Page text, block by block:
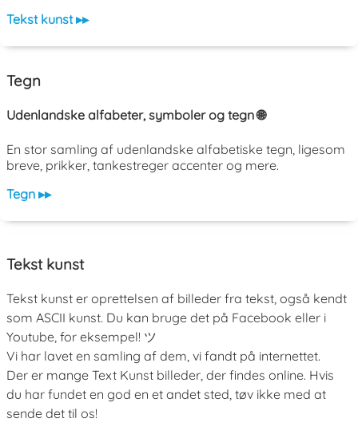
Tekst kunst ▸▸
Tegn
Udenlandske alfabeter, symboler og tegn 🌐
En stor samling af udenlandske alfabetiske tegn, ligesom
breve, prikker, tankestreger accenter og mere.
Tegn ▸▸
Tekst kunst
Tekst kunst er oprettelsen af billeder fra tekst, også kendt
som ASCII kunst. Du kan bruge det på Facebook eller i
Youtube, for eksempel! ツ
Vi har lavet en samling af dem, vi fandt på internettet.
Der er mange Text Kunst billeder, der findes online. Hvis
du har fundet en god en et andet sted, tøv ikke med at
sende det til os!